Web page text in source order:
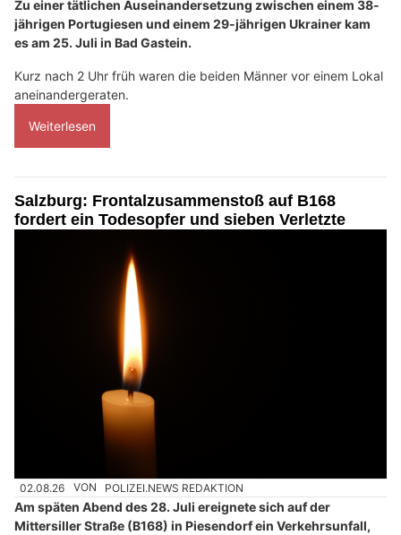
Zu einer tätlichen Auseinandersetzung zwischen einem 38-
jährigen Portugiesen und einem 29-jährigen Ukrainer kam
es am 25. Juli in Bad Gastein.
Kurz nach 2 Uhr früh waren die beiden Männer vor einem Lokal
aneinandergeraten.
Weiterlesen
Salzburg: Frontalzusammenstoß auf B168
fordert ein Todesopfer und sieben Verletzte
02.08.26 VON POLIZEI.NEWS REDAKTION
Am späten Abend des 28. Juli ereignete sich auf der
Mittersiller Straße (B168) in Piesendorf ein Verkehrsunfall,